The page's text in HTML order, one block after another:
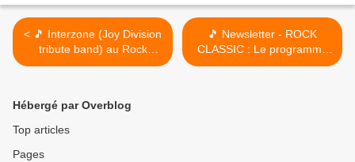
< 🎵 Interzone (Joy Division
tribute band) au Rock
Classic - 15/02/2020 -
🎵 Newsletter - ROCK
CLASSIC : Le programme
du 13 au 22/02/2020 /
Hébergé par Overblog
Top articles
Pages